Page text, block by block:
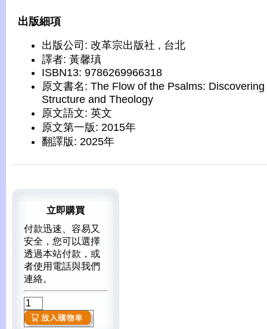
出版細項
出版公司: 改革宗出版社 , 台北
譯者: 黃馨瑱
ISBN13: 9786269966318
原文書名: The Flow of the Psalms:
Structure and Theology
原文語文: 英文
原文第一版: 2015年
翻譯版: 2025年
立即購買
付款迅速、容易又
安全，您可以選擇
透過本站付款，或
者使用電話與我們
連絡。